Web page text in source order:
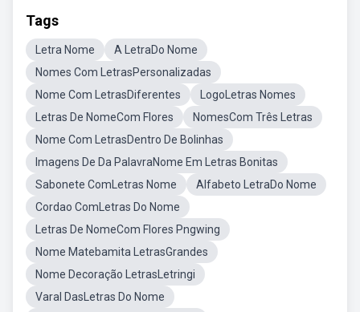
Tags
Letra Nome
A LetraDo Nome
Nomes Com LetrasPersonalizadas
Nome Com LetrasDiferentes
LogoLetras Nomes
Letras De NomeCom Flores
NomesCom Três Letras
Nome Com LetrasDentro De Bolinhas
Imagens De Da PalavraNome Em Letras Bonitas
Sabonete ComLetras Nome
Alfabeto LetraDo Nome
Cordao ComLetras Do Nome
Letras De NomeCom Flores Pngwing
Nome Matebamita LetrasGrandes
Nome Decoração LetrasLetringi
Varal DasLetras Do Nome